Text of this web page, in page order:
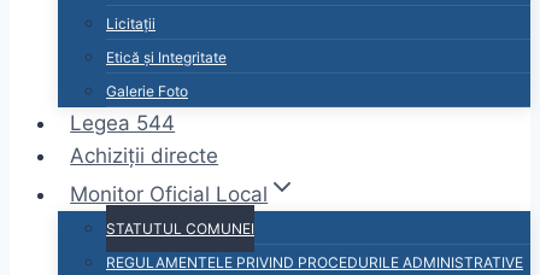
Licitații
Etică și Integritate
Galerie Foto
Legea 544
Achiziții directe
Monitor Oficial Local
STATUTUL COMUNEI
REGULAMENTELE PRIVIND PROCEDURILE ADMINISTRATIVE